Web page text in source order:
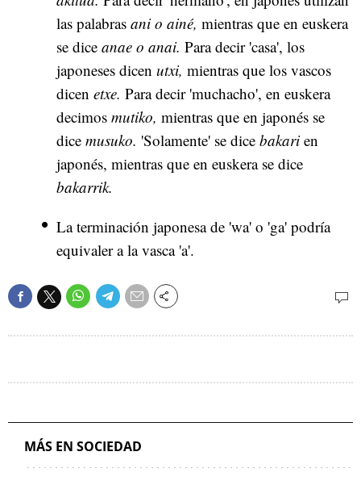
las palabras ani o ainé, mientras que en euskera
se dice anae o anai. Para decir 'casa', los
japoneses dicen utxi, mientras que los vascos
dicen etxe. Para decir 'muchacho', en euskera
decimos mutiko, mientras que en japonés se
dice musuko. 'Solamente' se dice bakari en
japonés, mientras que en euskera se dice
bakarrik.
La terminación japonesa de 'wa' o 'ga' podría
equivaler a la vasca 'a'.
MÁS EN SOCIEDAD